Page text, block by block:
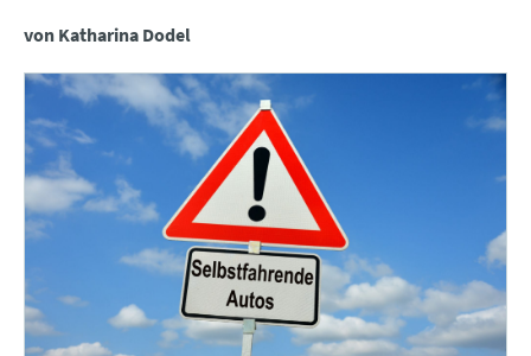
von Katharina Dodel